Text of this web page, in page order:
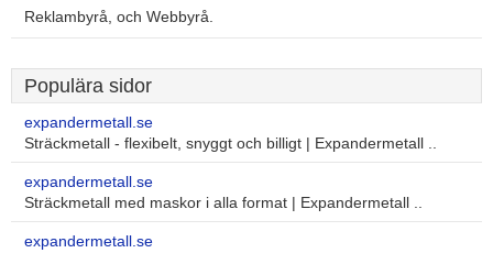
Reklambyrå, och Webbyrå.
Populära sidor
expandermetall.se
Sträckmetall - flexibelt, snyggt och billigt | Expandermetall ..
expandermetall.se
Sträckmetall med maskor i alla format | Expandermetall ..
expandermetall.se